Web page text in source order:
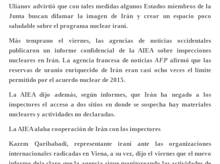
Ulianov advirtió que con tales medidas algunos Estados miembros de la
Junta buscan difamar la imagen de Irán y crear un espacio poco
saludable sobre el programa nuclear iraní.
Más temprano el viernes, las agencias de noticias occidentales
publicaron un informe confidencial de la AIEA sobre inspecciones
nucleares en Irán. La agencia francesa de noticiasAFP afirmó que las
reservas de uranio enriquecido de Irán eran casi ocho veces el límite
permitido por el acuerdo nuclear de 2015.
La AIEA dijo además, según informes, que Irán ha negado a los
inspectores el acceso a dos sitios en donde se sospecha hay materiales
nucleares y actividades no declaradas.
La AIEA alaba cooperación de Irán con los inspectores
Kazem Qaribabadi, representante iraní ante las organizaciones
internacionales radicadas en Viena, a su vez, dijo el viernes que el nuevo